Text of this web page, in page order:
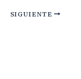
SIGUIENTE